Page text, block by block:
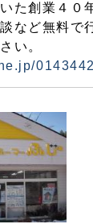
た創業４０
など無料で
い。